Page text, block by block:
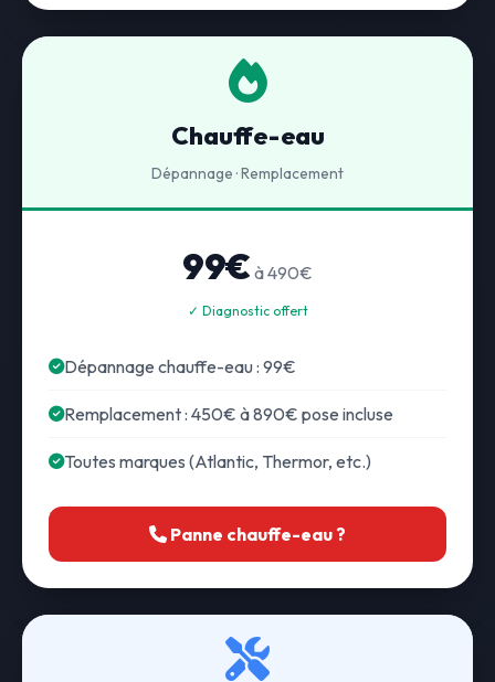
Chauffe-eau
Dépannage · Remplacement
99€ à 490€
✓ Diagnostic offert
Dépannage chauffe-eau : 99€
Remplacement : 450€ à 890€ pose incluse
Toutes marques (Atlantic, Thermor, etc.)
Panne chauffe-eau ?